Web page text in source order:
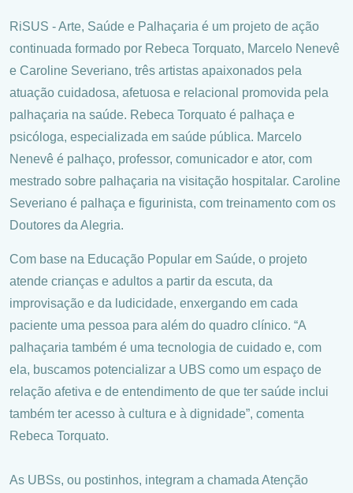
RiSUS - Arte, Saúde e Palhaçaria é um projeto de ação
continuada formado por Rebeca Torquato, Marcelo Nenevê
e Caroline Severiano, três artistas apaixonados pela
atuação cuidadosa, afetuosa e relacional promovida pela
palhaçaria na saúde. Rebeca Torquato é palhaça e
psicóloga, especializada em saúde pública. Marcelo
Nenevê é palhaço, professor, comunicador e ator, com
mestrado sobre palhaçaria na visitação hospitalar. Caroline
Severiano é palhaça e figurinista, com treinamento com os
Doutores da Alegria.
Com base na Educação Popular em Saúde, o projeto
atende crianças e adultos a partir da escuta, da
improvisação e da ludicidade, enxergando em cada
paciente uma pessoa para além do quadro clínico. “A
palhaçaria também é uma tecnologia de cuidado e, com
ela, buscamos potencializar a UBS como um espaço de
relação afetiva e de entendimento de que ter saúde inclui
também ter acesso à cultura e à dignidade”, comenta
Rebeca Torquato.
As UBSs, ou postinhos, integram a chamada Atenção